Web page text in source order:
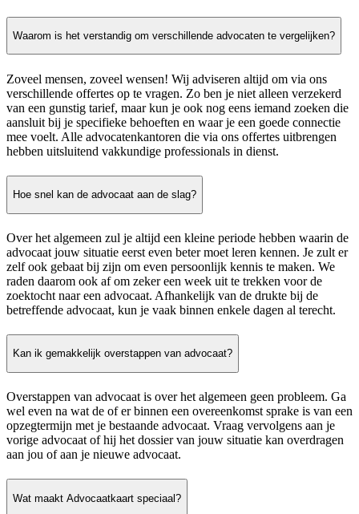
Waarom is het verstandig om verschillende advocaten te vergelijken?
Zoveel mensen, zoveel wensen! Wij adviseren altijd om via ons
verschillende offertes op te vragen. Zo ben je niet alleen verzekerd
van een gunstig tarief, maar kun je ook nog eens iemand zoeken die
aansluit bij je specifieke behoeften en waar je een goede connectie
mee voelt. Alle advocatenkantoren die via ons offertes uitbrengen
hebben uitsluitend vakkundige professionals in dienst.
Hoe snel kan de advocaat aan de slag?
Over het algemeen zul je altijd een kleine periode hebben waarin de
advocaat jouw situatie eerst even beter moet leren kennen. Je zult er
zelf ook gebaat bij zijn om even persoonlijk kennis te maken. We
raden daarom ook af om zeker een week uit te trekken voor de
zoektocht naar een advocaat. Afhankelijk van de drukte bij de
betreffende advocaat, kun je vaak binnen enkele dagen al terecht.
Kan ik gemakkelijk overstappen van advocaat?
Overstappen van advocaat is over het algemeen geen probleem. Ga
wel even na wat de of er binnen een overeenkomst sprake is van een
opzegtermijn met je bestaande advocaat. Vraag vervolgens aan je
vorige advocaat of hij het dossier van jouw situatie kan overdragen
aan jou of aan je nieuwe advocaat.
Wat maakt Advocaatkaart speciaal?